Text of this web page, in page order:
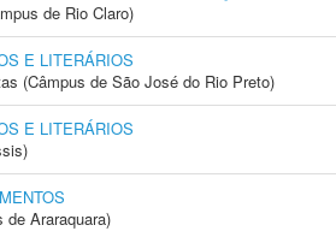
de Rio Claro)
E LITERÁRIOS
(Câmpus de São José do Rio Preto)
E LITERÁRIOS
de Araraquara)